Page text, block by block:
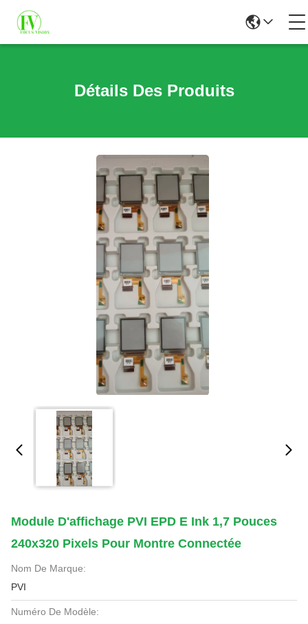
Détails Des Produits
Module D'affichage PVI EPD E Ink 1,7 Pouces
240x320 Pixels Pour Montre Connectée
Nom De Marque:
PVI
Numéro De Modèle: